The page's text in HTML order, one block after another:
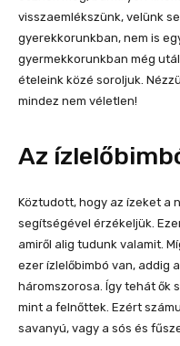
visszaemlékszünk, velünk
gyerekkorunkban, nem is
gyermekkorunkban még
ételeink közé soroljuk.
mindez nem véletlen!
Az
Köztudott, hogy az ízeket a
segítségével érzékeljük.
amiről alig tudunk valamit.
ezer ízlelőbimbó van, addig
háromszorosa. Így tehát ők
mint a felnőttek. Ezért
savanyú, vagy a sós és